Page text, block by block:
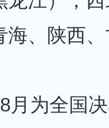
海、陕西
月为全国